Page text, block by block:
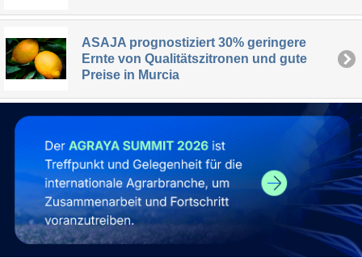
ASAJA prognostiziert 30% geringere
Ernte von Qualitätszitronen und gute
Preise in Murcia